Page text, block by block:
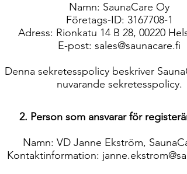
Namn: SaunaCare Oy
Företags-ID: 3167708-1
Adress: Rionkatu 14 B 28, 00220
E-post: sales@saunacare.fi
Denna sekretesspolicy beskriver
nuvarande sekretesspolicy.
2. Person som ansvarar för
Namn: VD Janne Ekström,
Kontaktinformation: